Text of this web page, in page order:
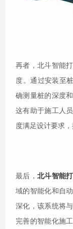
再者，北斗智能
度。通过安装至
确测量桩的深度
这有助于施工人
度满足设计要求
最后，北斗智能
域的智能化和自
深化，该系统将
完善的智能化施